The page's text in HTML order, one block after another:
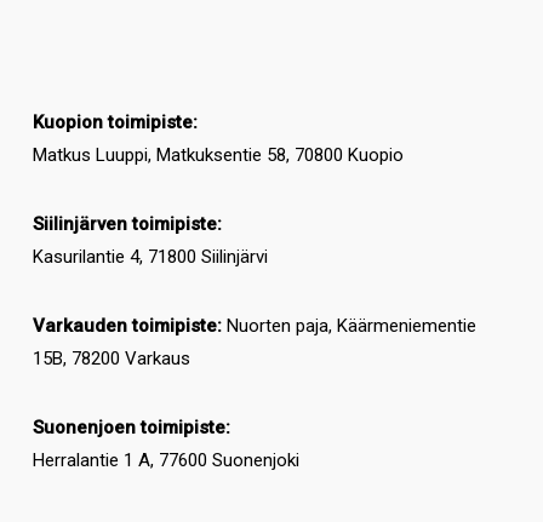
Kuopion toimipiste:
Matkus Luuppi, Matkuksentie 58, 70800 Kuopio
Siilinjärven toimipiste:
Kasurilantie 4, 71800 Siilinjärvi
Varkauden toimipiste:Nuorten paja, Käärmeniementie
15B, 78200 Varkaus
Suonenjoen toimipiste:
Herralantie 1 A, 77600 Suonenjoki